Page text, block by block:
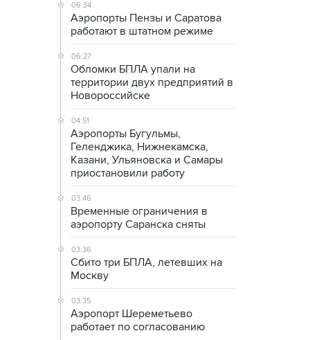
06:34
Аэропорты Пензы и Саратова
работают в штатном режиме
06:27
Обломки БПЛА упали на
территории двух предприятий в
Новороссийске
04:51
Аэропорты Бугульмы,
Геленджика, Нижнекамска,
Казани, Ульяновска и Самары
приостановили работу
03:46
Временные ограничения в
аэропорту Саранска сняты
03:36
Сбито три БПЛА, летевших на
Москву
03:35
Аэропорт Шереметьево
работает по согласованию